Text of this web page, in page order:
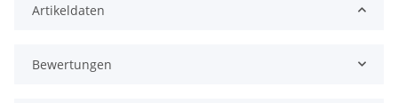
Artikeldaten
Bewertungen